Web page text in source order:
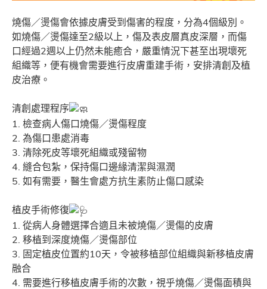
燒傷／燙傷會依據皮膚受到傷害的程度，分為4個級別。
如燒傷／燙傷達至2級以上，傷及表皮層真皮深層，而傷
口經過2週以上仍然未能癒合，嚴重情況下甚至出現壞死
組織等，便有機會需要進行皮膚重建手術，安排清創及植
皮治療。
清創處理程序
1. 檢查病人傷口燒傷／燙傷程度
2. 為傷口患處消毒
3. 清除死皮等壞死組織或殘留物
4. 縫合包紮，保持傷口邊緣清潔與濕潤
5. 如有需要，醫生會處方抗生素防止傷口感染
植皮手術修復
1. 從病人身體選擇合適且未被燒傷／燙傷的皮膚
2. 移植到深度燒傷／燙傷部位
3. 固定植皮位置約10天，令被移植部位組織與新移植皮膚
融合
4. 需要進行移植皮膚手術的次數，視乎燒傷／燙傷面積與